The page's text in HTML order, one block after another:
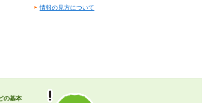
情報の見方について
の基本